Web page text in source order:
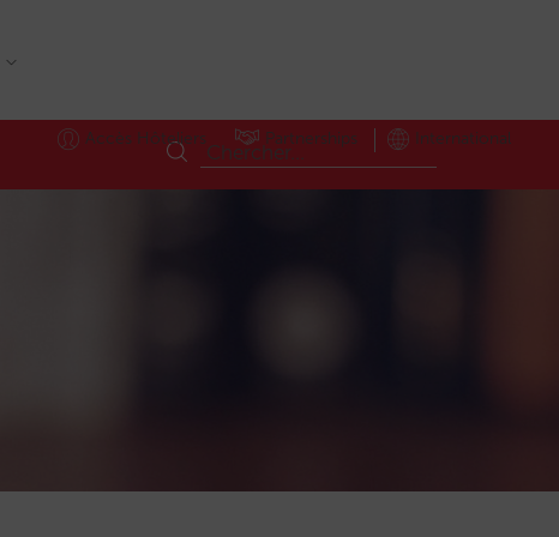
Accès Hôteliers Partnerships International